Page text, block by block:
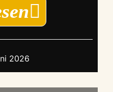
2026